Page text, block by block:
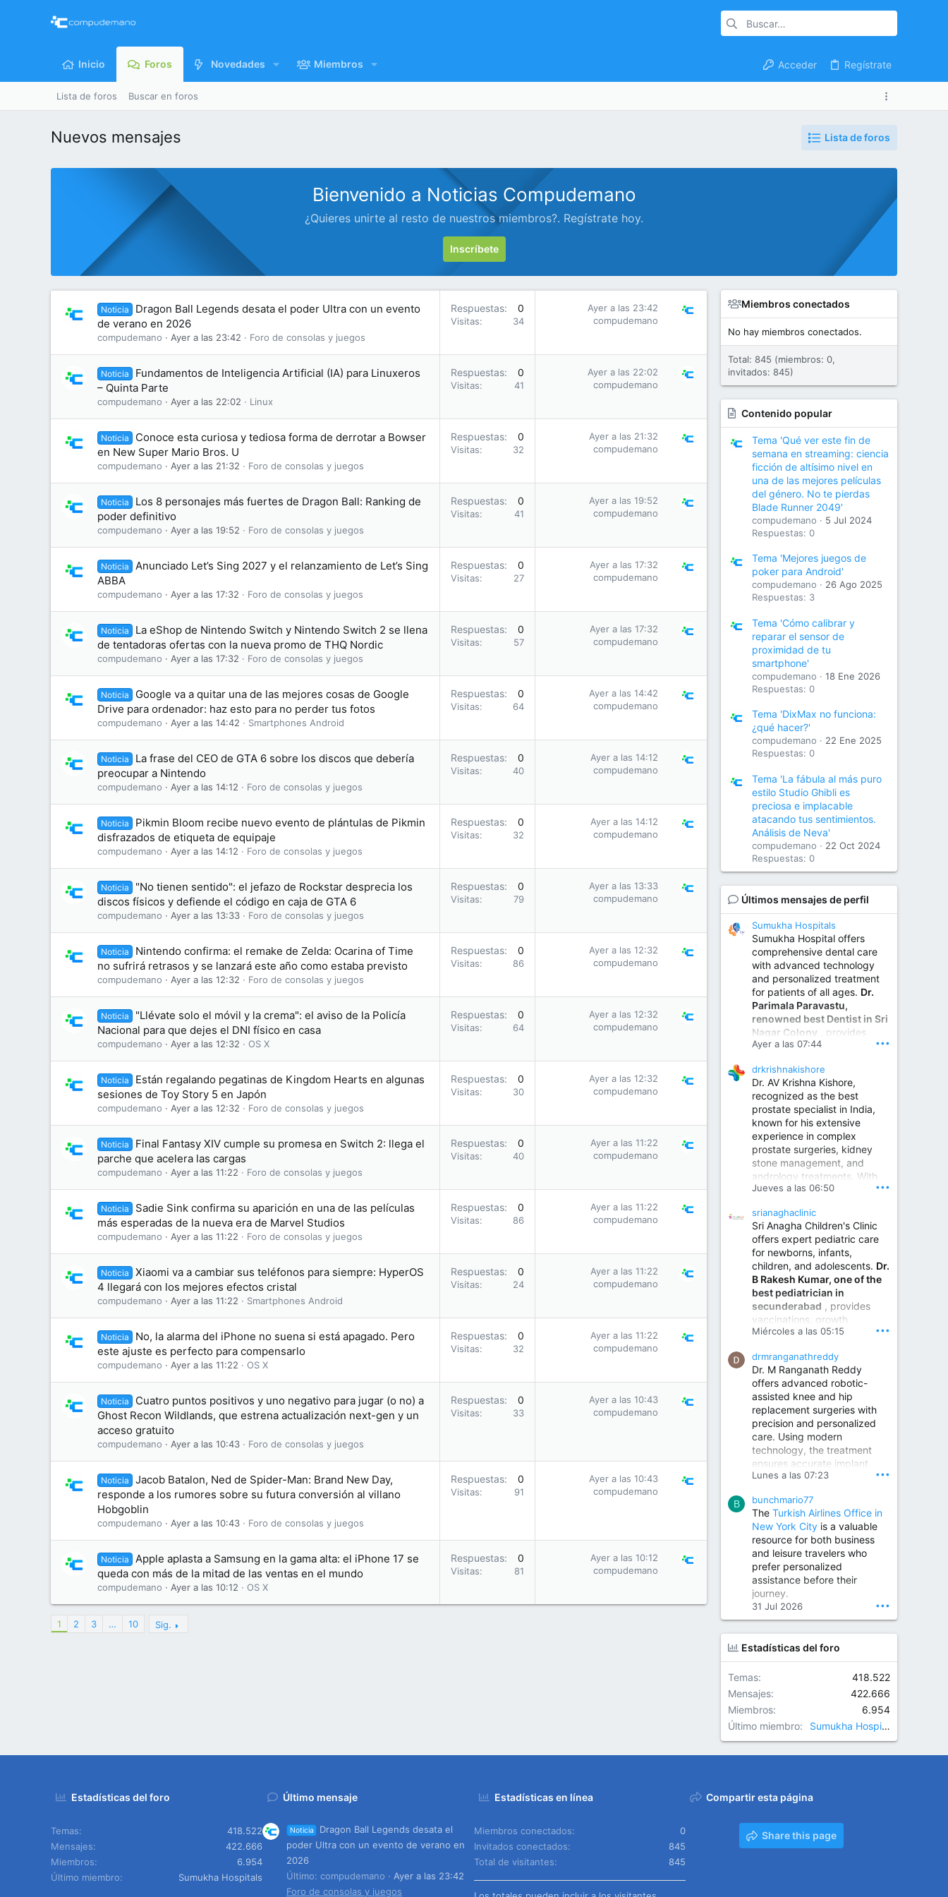
Inicio Foros Novedades Miembros Acceder Regístrate
Lista de foros Buscar en foros
Nuevos mensajes Lista de foros
Bienvenido a Noticias Compudemano
¿Quieres unirte al resto de nuestros miembros?. Regístrate hoy.
Inscríbete
Noticia
Dragon Ball Legends desata el poder Ultra con un evento
de verano en 2026
compudemano Ayer a las 23:42 Foro de consolas y juegos
Respuestas 0
Visitas 34
Ayer a las 23:42
compudemano
Noticia
Fundamentos de Inteligencia Artificial (IA) para Linuxeros
– Quinta Parte
compudemano Ayer a las 22:02 Linux
Respuestas 0
Visitas 41
Ayer a las 22:02
compudemano
Noticia
Conoce esta curiosa y tediosa forma de derrotar a Bowser
en New Super Mario Bros. U
compudemano Ayer a las 21:32 Foro de consolas y juegos
Respuestas 0
Visitas 32
Ayer a las 21:32
compudemano
Noticia
Los 8 personajes más fuertes de Dragon Ball: Ranking de
poder definitivo
compudemano Ayer a las 19:52 Foro de consolas y juegos
Respuestas 0
Visitas 41
Ayer a las 19:52
compudemano
Noticia
Anunciado Let’s Sing 2027 y el relanzamiento de Let’s Sing
ABBA
compudemano Ayer a las 17:32 Foro de consolas y juegos
Respuestas 0
Visitas 27
Ayer a las 17:32
compudemano
Noticia
La eShop de Nintendo Switch y Nintendo Switch 2 se llena
de tentadoras ofertas con la nueva promo de THQ Nordic
compudemano Ayer a las 17:32 Foro de consolas y juegos
Respuestas 0
Visitas 57
Ayer a las 17:32
compudemano
Noticia
Google va a quitar una de las mejores cosas de Google
Drive para ordenador: haz esto para no perder tus fotos
compudemano Ayer a las 14:42 Smartphones Android
Respuestas 0
Visitas 64
Ayer a las 14:42
compudemano
Noticia
La frase del CEO de GTA 6 sobre los discos que debería
preocupar a Nintendo
compudemano Ayer a las 14:12 Foro de consolas y juegos
Respuestas 0
Visitas 40
Ayer a las 14:12
compudemano
Noticia
Pikmin Bloom recibe nuevo evento de plántulas de Pikmin
disfrazados de etiqueta de equipaje
compudemano Ayer a las 14:12 Foro de consolas y juegos
Respuestas 0
Visitas 32
Ayer a las 14:12
compudemano
Noticia
"No tienen sentido": el jefazo de Rockstar desprecia los
discos físicos y defiende el código en caja de GTA 6
compudemano Ayer a las 13:33 Foro de consolas y juegos
Respuestas 0
Visitas 79
Ayer a las 13:33
compudemano
Noticia
Nintendo confirma: el remake de Zelda: Ocarina of Time
no sufrirá retrasos y se lanzará este año como estaba previsto
compudemano Ayer a las 12:32 Foro de consolas y juegos
Respuestas 0
Visitas 86
Ayer a las 12:32
compudemano
Noticia
"Llévate solo el móvil y la crema": el aviso de la Policía
Nacional para que dejes el DNI físico en casa
compudemano Ayer a las 12:32 OS X
Respuestas 0
Visitas 64
Ayer a las 12:32
compudemano
Noticia
Están regalando pegatinas de Kingdom Hearts en algunas
sesiones de Toy Story 5 en Japón
compudemano Ayer a las 12:32 Foro de consolas y juegos
Respuestas 0
Visitas 30
Ayer a las 12:32
compudemano
Noticia
Final Fantasy XIV cumple su promesa en Switch 2: llega el
parche que acelera las cargas
compudemano Ayer a las 11:22 Foro de consolas y juegos
Respuestas 0
Visitas 40
Ayer a las 11:22
compudemano
Noticia
Sadie Sink confirma su aparición en una de las películas
más esperadas de la nueva era de Marvel Studios
compudemano Ayer a las 11:22 Foro de consolas y juegos
Respuestas 0
Visitas 86
Ayer a las 11:22
compudemano
Noticia
Xiaomi va a cambiar sus teléfonos para siempre: HyperOS
4 llegará con los mejores efectos cristal
compudemano Ayer a las 11:22 Smartphones Android
Respuestas 0
Visitas 24
Ayer a las 11:22
compudemano
Noticia
No, la alarma del iPhone no suena si está apagado. Pero
este ajuste es perfecto para compensarlo
compudemano Ayer a las 11:22 OS X
Respuestas 0
Visitas 32
Ayer a las 11:22
compudemano
Noticia
Cuatro puntos positivos y uno negativo para jugar (o no) a
Ghost Recon Wildlands, que estrena actualización next-gen y un
acceso gratuito
compudemano Ayer a las 10:43 Foro de consolas y juegos
Respuestas 0
Visitas 33
Ayer a las 10:43
compudemano
Noticia
Jacob Batalon, Ned de Spider-Man: Brand New Day,
responde a los rumores sobre su futura conversión al villano
Hobgoblin
compudemano Ayer a las 10:43 Foro de consolas y juegos
Respuestas 0
Visitas 91
Ayer a las 10:43
compudemano
Noticia
Apple aplasta a Samsung en la gama alta: el iPhone 17 se
queda con más de la mitad de las ventas en el mundo
compudemano Ayer a las 10:12 OS X
Respuestas 0
Visitas 81
Ayer a las 10:12
compudemano
1 2 3 … 10 Sig.
Miembros conectados
No hay miembros conectados.
Total: 845 (miembros: 0,
invitados: 845)
Contenido popular
Tema 'Qué ver este fin de
semana en streaming: ciencia
ficción de altísimo nivel en
una de las mejores películas
del género. No te pierdas
Blade Runner 2049'
compudemano
5 Jul 2024
Respuestas: 0
Tema 'Mejores juegos de
poker para Android'
compudemano
26 Ago 2025
Respuestas: 3
Tema 'Cómo calibrar y
reparar el sensor de
proximidad de tu
smartphone'
compudemano
18 Ene 2026
Respuestas: 0
Tema 'DixMax no funciona:
¿qué hacer?'
compudemano
22 Ene 2025
Respuestas: 0
Tema 'La fábula al más puro
estilo Studio Ghibli es
preciosa e implacable
atacando tus sentimientos.
Análisis de Neva'
compudemano
22 Oct 2024
Respuestas: 0
Últimos mensajes de perfil
Sumukha Hospitals
Sumukha Hospital offers
comprehensive dental care
with advanced technology
and personalized treatment
for patients of all ages. Dr.
Parimala Paravastu,
renowned best Dentist in Sri
Nagar Colony , provides
expert care for tooth pain,
treatment, dental implants,
smile designing, cosmetic
dentistry.
Sumukha Hospital | Ear, Nose & Throat, Dental & Maxillofacial Surgery Center
www.sumukhahospitals.co
m
Ayer a las 07:44 •••
drkrishnakishore
Dr. AV Krishna Kishore,
recognized as the best
prostate specialist in India,
known for his extensive
experience in complex
prostate surgeries, kidney
stone management, and
andrology treatments. With
years of surgical practice and
invasive and robotic
techniques.
Best Urologist in Vijayawada | Urology Specialist in Vijayawada
Dr. A. V. Krishna Kishore,
the Best Urologist...
www.drkrishnakishore.com
Jueves a las 06:50 •••
srianaghaclinic
Sri Anagha Children's Clinic
offers expert pediatric care
for newborns, infants,
children, and adolescents. Dr.
B Rakesh Kumar, one of the
best pediatrician in
secunderabad , provides
vaccinations, growth
monitoring, newborn care,
illnesses, nutrition guidance,
and preventive healthcare in
a child-friendly environment.
Children Hospital in Secunderabad | Best Pediatrician in Hyderabad | Neonatologist in Medchal
Our pediatrician and
Neonatologist team at...
www.srianaghaclinic.com
Miércoles a las 05:15 •••
drmranganathreddy
Dr. M Ranganath Reddy
offers advanced robotic-
assisted knee and hip
replacement surgeries with
precision and personalized
care. Using modern
technology, the treatment
ensures accurate implant
placement, reduced pain,
improved joint function,
helping patients return to an
active and comfortable
lifestyle.
Orthopedic Surgeon in Kondapur | Best Orthopedic Doctor in Kondapur | Dr. M. Ranganath Reddy
Consult Dr. M. Ranganath
Reddy, the best...
www.drranganathreddy.co
m
Lunes a las 07:23 •••
B bunchmario77
The Turkish Airlines Office in
New York City is a valuable
resource for both business
and leisure travelers who
prefer personalized
assistance before their
journey.
31 Jul 2026 •••
Estadísticas del foro
Temas
418.522
Mensajes
422.666
Miembros
6.954
Último miembro
Sumukha Hospitals
Estadísticas del foro
Temas
418.522
Mensajes
422.666
Miembros
6.954
Último miembro
Sumukha Hospitals
Último mensaje
Noticia
Dragon Ball Legends desata el
poder Ultra con un evento de verano en
2026
Último: compudemano
Ayer a las 23:42
Foro de consolas y juegos
Estadísticas en línea
Miembros conectados
0
Invitados conectados
845
Total de visitantes
845
Compartir esta página
Share this page